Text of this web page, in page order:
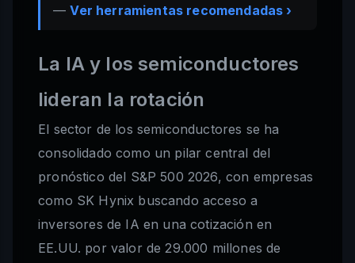
—Ver herramientas recomendadas ›
La IA y los semiconductores
lideran la rotación
El sector de los semiconductores se ha
consolidado como un pilar central del
pronóstico del S&P 500 2026, con empresas
como SK Hynix buscando acceso a
inversores de IA en una cotización en
EE.UU. por valor de 29.000 millones de